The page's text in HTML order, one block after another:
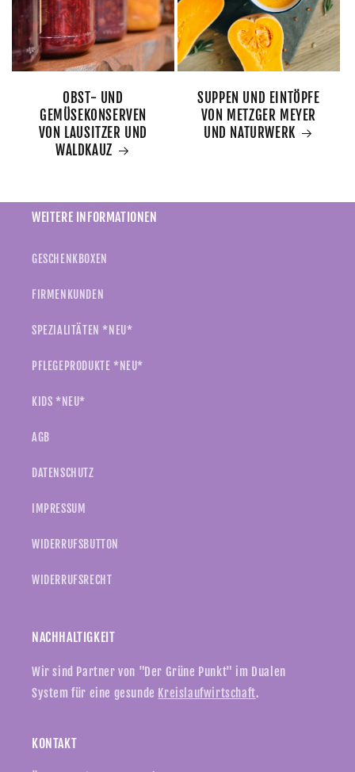
OBST- UND
GEMÜSEKONSERVEN
VON LAUSITZER UND
WALDKAUZ
SUPPEN UND EINTÖPFE
VON METZGER MEYER
UND NATURWERK
WEITERE INFORMATIONEN
GESCHENKBOXEN
FIRMENKUNDEN
SPEZIALITÄTEN *NEU*
PFLEGEPRODUKTE *NEU*
KIDS *NEU*
AGB
DATENSCHUTZ
IMPRESSUM
WIDERRUFSBUTTON
WIDERRUFSRECHT
NACHHALTIGKEIT
Wir sind Partner von "Der Grüne Punkt" im Dualen
System für eine gesunde Kreislaufwirtschaft.
KONTAKT